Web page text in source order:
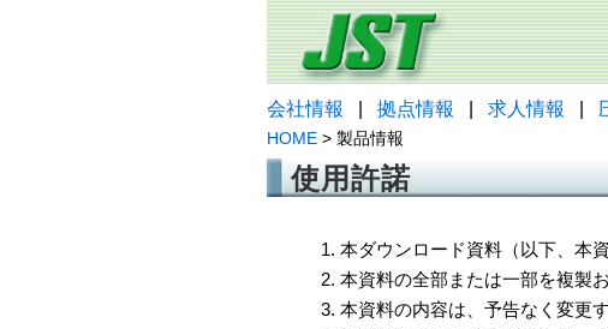
会社情報 拠点情報 求人情報
HOME > 製品情報
使用許諾
1. 本ダウンロード資料（以下、本
2. 本資料の全部または一部を複製
3. 本資料の内容は、予告なく変更